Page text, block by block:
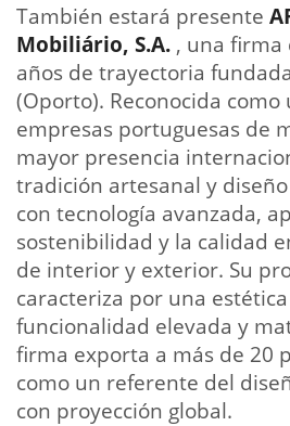
También estará presente
Mobiliário, S.A. , una firma
años de trayectoria
(Oporto). Reconocida como
empresas portuguesas de
mayor presencia
tradición artesanal y
con tecnología avanzada,
sostenibilidad y la calidad
de interior y exterior. Su
caracteriza por una
funcionalidad elevada y
firma exporta a más de 20
como un referente del
con proyección global.